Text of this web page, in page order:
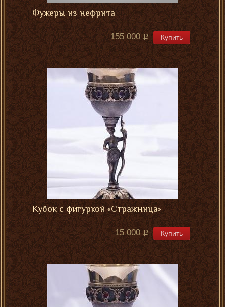
Фужеры из нефрита
155 000 Купить
Кубок с фигуркой «Стражница»
15 000 Купить